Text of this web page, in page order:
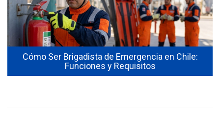
Cómo Ser Brigadista de Emergencia en Chile:
Funciones y Requisitos